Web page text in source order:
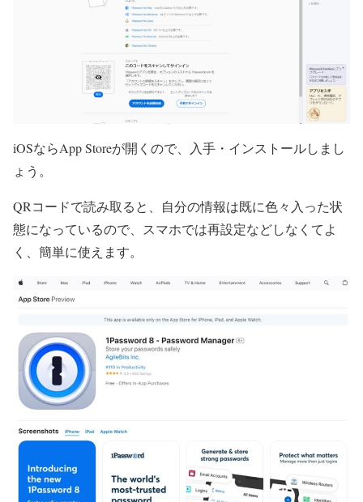
iOSならApp Storeが開くので、入手・インストールしまし
ょう。
QRコードで読み取ると、自分の情報は既に色々入った状
態になっているので、スマホでは再設定などしなくてよ
く、簡単に使えます。